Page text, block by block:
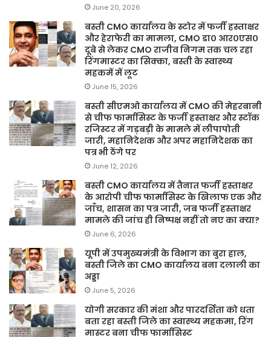
June 20, 2026
बस्ती CMO कार्यालय के स्टोर में फर्जी हस्ताक्षर
और हेराफेरी का मामला, CMO डा० आर०एस०
दूबे से लेकर CMO राजीव निगम तक चल रहा
रिंगमास्टर का सिक्का, बस्ती के स्वास्थ्य
महकमें में लूट
June 15, 2026
बस्ती सीएमओ कार्यालय में CMO की मेहरबानी
से चीफ फार्मासिस्ट के फर्जी हस्ताक्षर और स्टॉक
रजिस्टर में गड़बड़ी के मामले में लीपापोती
जारी, महानिदेशक और अपर महानिदेशक का
पत्र भी ठेंगे पर
June 12, 2026
बस्ती CMO कार्यालय में तैनात फर्जी हस्ताक्षर
के आरोपी चीफ फार्मासिस्ट के खिलाफ एक और
जाँच, शासन का पत्र जारी, जब फर्जी हस्ताक्षर
मामले की जांच ही निष्पक्ष नहीं तो नए का क्या?
June 6, 2026
यूपी में उपमुख्यमंत्री के विभाग का बुरा हाल,
बस्ती जिले का CMO कार्यालय बना दलाली का
अड्डा
June 5, 2026
योगी सरकार की मंशा और पारदर्शिता को धता
बता रहा बस्ती जिले का स्वास्थ्य महकमा, रिंग
मास्टर बना चीफ फार्मासिस्ट